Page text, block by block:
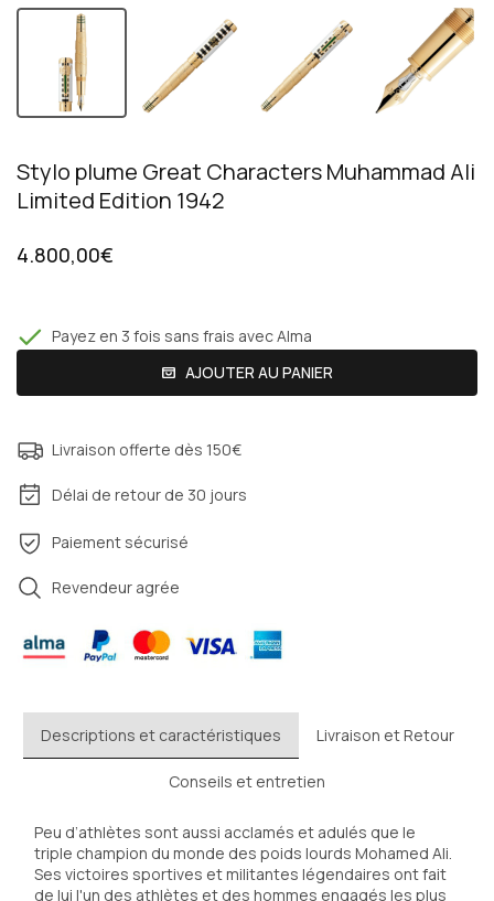
Stylo plume Great Characters Muhammad Ali
Limited Edition 1942
4.800,00€
Payez en 3 fois sans frais avec Alma
AJOUTER AU PANIER
Livraison offerte dès 150€
Délai de retour de 30 jours
Paiement sécurisé
Revendeur agrée
Descriptions et caractéristiques Livraison et Retour
Conseils et entretien
Peu d’athlètes sont aussi acclamés et adulés que le
triple champion du monde des poids lourds Mohamed Ali.
Ses victoires sportives et militantes légendaires ont fait
de lui l'un des athlètes et des hommes engagés les plus